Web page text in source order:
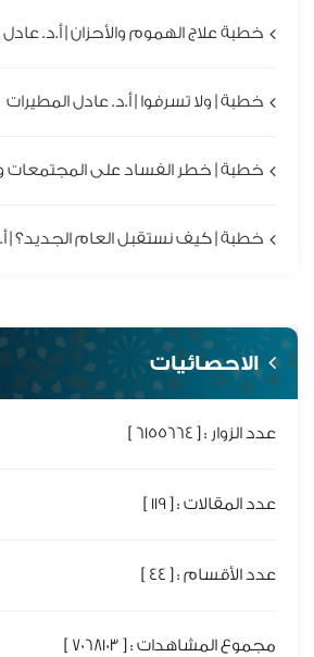
خطبة علاج الهموم والأحزان | أ.د. عادل
خطبة | ولا تسرفوا | أ.د. عادل المطيرات
خطبة | خطر الفساد على المجتمعات
خطبة | كيف نستقبل العام الجديد؟ |
الاحصائيات
عدد الزوار : [ 6155664 ]
عدد المقالات : [ 119 ]
عدد الأقسام : [ 44 ]
مجموع المشاهدات : [ 7068103 ]